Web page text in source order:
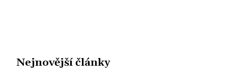
Nejnovější články